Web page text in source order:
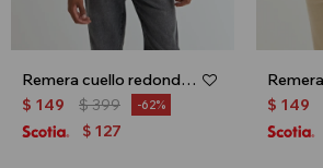
Remera cuello redondo - Azul
$ 149 $399 62
$ 127
$ 149